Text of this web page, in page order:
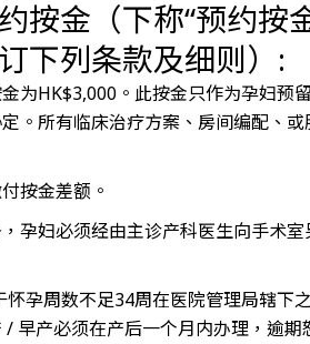
按金（下称“预约按
下列条款及细则）:
为HK$3,000。此按金只作为孕妇预
。所有临床治疗方案、房间编配、
按金差额。
孕妇必须经由主诊产科医生向手术室
孕周数不足34周在医院管理局辖下
早产必须在产后一个月内办理，逾